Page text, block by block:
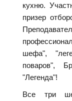
кухню.
призер
шефа",
поваров",
"Легенда"!
Все три